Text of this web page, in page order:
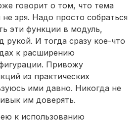
говорит о том, что тема
зря. Надо просто собраться
эти функции в модуль,
рукой. И тогда сразу кое-что
к расширению
Привожу
из практических
ими давно. Никогда не
им доверять.
к использованию